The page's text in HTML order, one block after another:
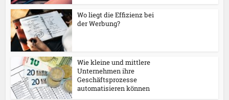
Wo liegt die Effizienz bei
der Werbung?
Wie kleine und mittlere
Unternehmen ihre
Geschäftsprozesse
automatisieren können